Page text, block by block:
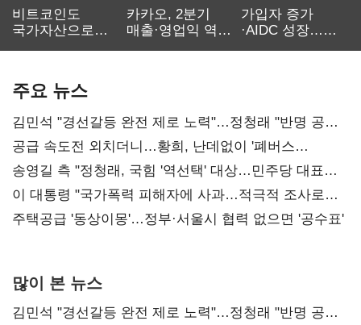
비트코인도
국가자산으로…'
카카오, 2분기
매출·영업익 역대
가입자 증가
·AIDC 성장…
주요 뉴스
김민석 "경선갈등 완전 제로 노력"…정청래 "반명 공세
사과부터"
공급 속도전 외치더니…황희, 난데없이 '폐버스
리모델링' 제안
송영길 측 "정청래, 국힘 '역선택' 대상…민주당 대표로
총선 지휘 못해"
이 대통령 "국가폭력 피해자에 사과…적극적 조사로
진실 밝혀야"
주택공급 '동상이몽'…정부·서울시 협력 없으면 '공수표'
많이 본 뉴스
김민석 "경선갈등 완전 제로 노력"…정청래 "반명 공세